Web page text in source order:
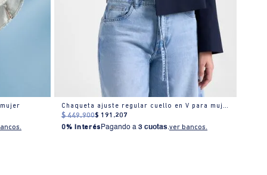
Chaqueta ajuste regular cuello en V para mujer
$ 449.900$ 191 .207
0% Interés Pagando a3 cuotas.ver bancos.